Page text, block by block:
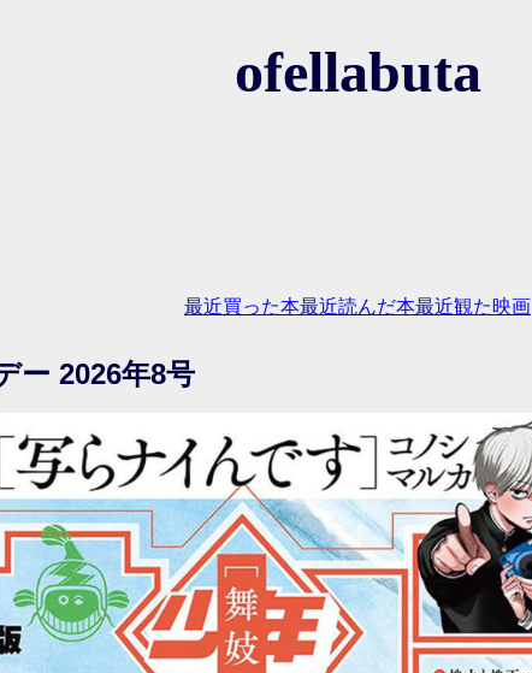
ofellabuta
最近買った本最近読んだ本最近観た映画
ー 2026年8号